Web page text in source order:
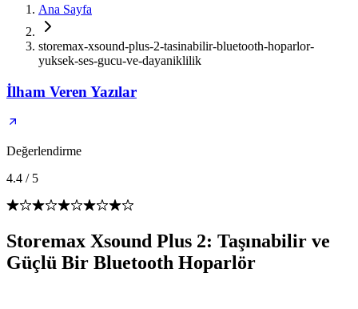
Ana Sayfa
storemax-xsound-plus-2-tasinabilir-bluetooth-hoparlor-
yuksek-ses-gucu-ve-dayaniklilik
İlham Veren Yazılar
Değerlendirme
4.4 / 5
Storemax Xsound Plus 2: Taşınabilir ve
Güçlü Bir Bluetooth Hoparlör